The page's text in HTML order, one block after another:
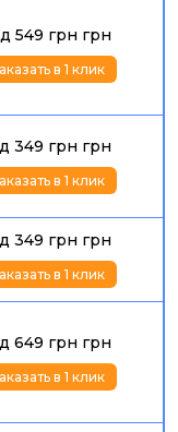
зарядки или
549 грн грн
в 1 клик
349 грн грн
в 1 клик
349 грн грн
в 1 клик
649 грн грн
в 1 клик